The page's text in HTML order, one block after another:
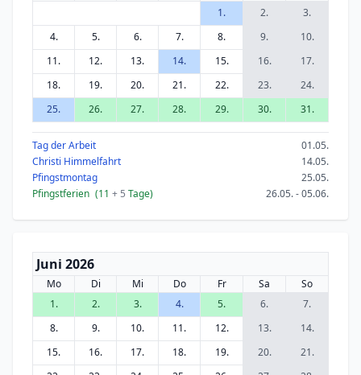
1.
2.
3.
4.
5. 6. 7. 8. 9.
10.
11.
12. 13. 14. 15. 16.
17.
18.
19. 20. 21. 22. 23.
24.
25.
26. 27. 28. 29. 30. 31.
Tag der Arbeit
01.05.
Christi Himmelfahrt
14.05.
Pfingstmontag
25.05.
Pfingstferien (11 + 5 Tage) 26.05. - 05.06.
Juni 2026
Mo Di Mi Do Fr Sa
So
1.
2. 3. 4. 5. 6.
7.
8.
9. 10. 11. 12. 13.
14.
15.
16. 17. 18. 19. 20.
21.